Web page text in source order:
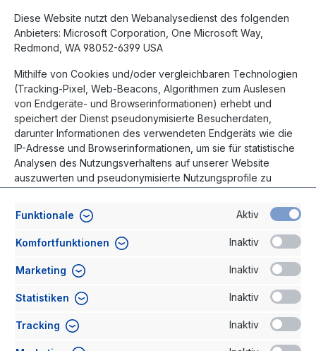
Diese Website nutzt den Webanalysedienst des folgenden
Anbieters: Microsoft Corporation, One Microsoft Way,
Redmond, WA 98052-6399 USA
Mithilfe von Cookies und/oder vergleichbaren Technologien
(Tracking-Pixel, Web-Beacons, Algorithmen zum Auslesen
von Endgeräte- und Browserinformationen) erhebt und
speichert der Dienst pseudonymisierte Besucherdaten,
darunter Informationen des verwendeten Endgeräts wie die
IP-Adresse und Browserinformationen, um sie für statistische
Analysen des Nutzungsverhaltens auf unserer Website
auszuwerten und pseudonymisierte Nutzungsprofile zu
Bewegungsmustern (sog. Heatmaps) möglich, welche die
Dauer von Seitenbesuchen sowie Interaktionen mit
Seiteninhalten (z. B. Texteingaben, Scrollen, Klicks und
Mouse-Overs) aufzeigen. Die Pseudonymisierung schließt
eine direkte Personenbeziehbarkeit grundsätzlich aus. Eine
Zusammenführung mit auf andere Weise erhobenen
Klardaten zu Ihrer Person findet nicht statt.
Alle oben beschriebenen Verarbeitungen, insbesondere das
Funktionale Aktiv
Komfortfunktionen Inaktiv
Marketing Inaktiv
Statistiken Inaktiv
Tracking Inaktiv